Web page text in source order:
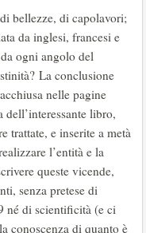
bellezze, di capolavori;
da inglesi, francesi e
ogni angolo del
La conclusione
nelle pagine
libro,
trattate, e inserite a metà
l’entità e la
queste vicende,
senza pretese di
né di scientificità (e ci
conoscenza di quanto è